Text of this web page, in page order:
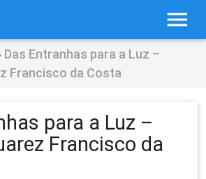
menu
Das Entranhas para a Luz –
Francisco da Costa
para a Luz –
Francisco da